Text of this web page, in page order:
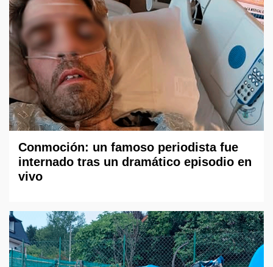
Conmoción: un famoso periodista fue
internado tras un dramático episodio en
vivo